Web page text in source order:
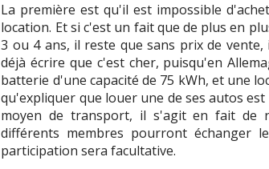
La première est qu'il est impossible
location. Et si c'est un fait que de plus en
3 ou 4 ans, il reste que sans prix de
déjà écrire que c'est cher, puisqu'en
batterie d'une capacité de 75 kWh, et une
qu'expliquer que louer une de ses autos
moyen de transport, il s'agit en fait de
différents membres pourront échanger
participation sera facultative.